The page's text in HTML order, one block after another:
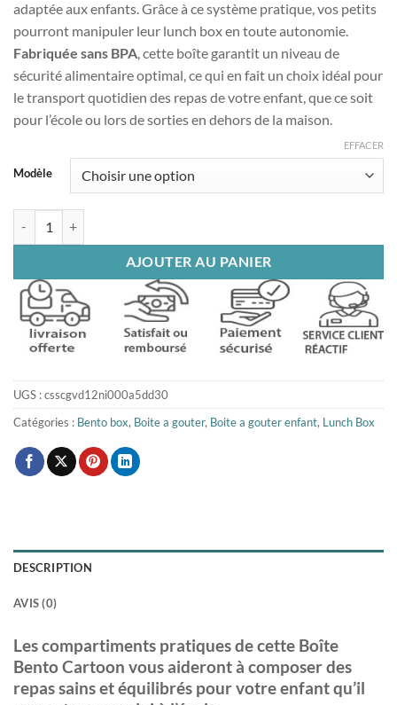
adaptée aux enfants. Grâce à ce système pratique, vos petits
pourront manipuler leur lunch box en toute autonomie.
Fabriquée sans BPA, cette boîte garantit un niveau de
sécurité alimentaire optimal, ce qui en fait un choix idéal pour
le transport quotidien des repas de votre enfant, que ce soit
pour l’école ou lors de sorties en dehors de la maison.
Modèle
EFFACER
AJOUTER AU PANIER
UGS :csscgvd12ni000a5dd30
Catégories : Bento box, Boite a gouter, Boite a gouter enfant, Lunch Box
DESCRIPTION
AVIS (0)
Les compartiments pratiques de cette Boîte
Bento Cartoon vous aideront à composer des
repas sains et équilibrés pour votre enfant qu’il